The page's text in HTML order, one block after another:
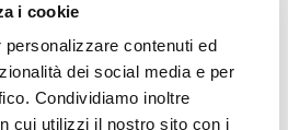
i cookie
contenuti ed
dei social media e per
Condividiamo inoltre
cui utilizzi il nostro sito con i
| Marzo 11th, 2022 | Categorie:
Artificiale,Intelligenza
aumentata,realtà aumentata
tecnologia